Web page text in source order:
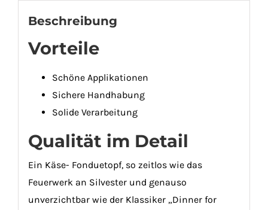
PERSONEN
Beschreibung
Vorteile
Schöne Applikationen
Sichere Handhabung
Solide Verarbeitung
Qualität im Detail
Ein Käse- Fonduetopf, so zeitlos wie das
Feuerwerk an Silvester und genauso
unverzichtbar wie der Klassiker „Dinner for